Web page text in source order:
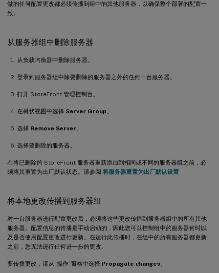
做的任何配置更改都必须传播到组中的其他服务器，以确保整个部署的配置一
致。
从服务器组中删除服务器
从负载均衡器中删除服务器。
登录到服务器组中除要删除的服务器之外的任何一台服务器。
打开 StoreFront 管理控制台。
在树状视图中选择 Server Group。
选择 Remove Server。
选择要删除的服务器。
在将已删除的 StoreFront 服务器重新添加到相同或不同的服务器组之前，必
须将其重置为出厂默认状态。请参阅 将服务器重置为出厂默认设置
将本地更改传播到服务器组
对一台服务器进行配置更改后，必须将这些更改传播到服务器组中的所有其他
服务器。配置信息的传播是手动启动的，因此您可以控制组中的服务器何时以
及是否使用配置更改进行更新。在运行此传播时，在组中的所有服务器都更新
之前，您无法进行任何进一步的更改。
要传播更改，请从“操作”窗格中选择 Propagate changes。